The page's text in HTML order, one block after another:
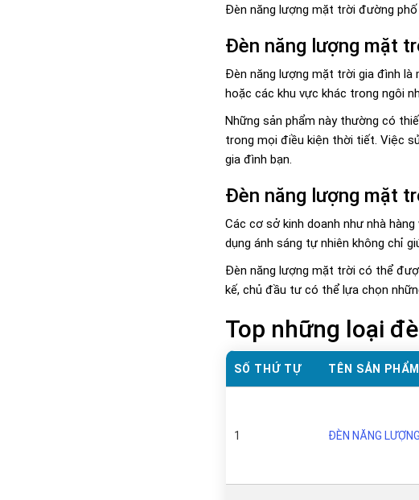
Đèn năng lượng mặt trời đường
Đèn năng lượng mặt
Đèn năng lượng mặt trời gia đình là
hoặc các khu vực khác trong ngôi
Những sản phẩm này thường có
trong mọi điều kiện thời tiết. Việc
gia đình bạn.
Đèn năng lượng mặt
Các cơ sở kinh doanh như nhà
dụng ánh sáng tự nhiên không chỉ
Đèn năng lượng mặt trời có thể
kế, chủ đầu tư có thể lựa chọn
Top những loại
SỐ THỨ TỰ TÊN SẢN PHẨM
1 ĐÈN NĂNG